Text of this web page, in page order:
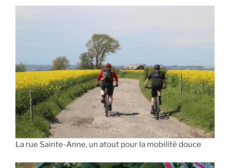
La rue Sainte-Anne, un atout pour la mobilité douce